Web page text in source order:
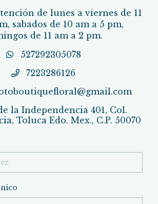
de lunes a viernes de 11
sabados de 10 am a 5 pm,
de 11 am a 2 pm.
527292305078
7223286126
la Independencia 401, Col.
Toluca Edo. Mex., C.P. 50070